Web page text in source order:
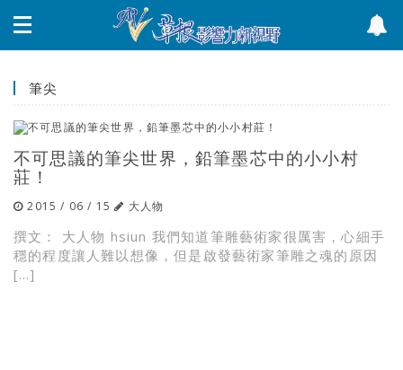
筆尖
不可思議的筆尖世界，鉛筆墨芯中的小小村
莊！
2015 / 06 / 15 大人物
撰文： 大人物 hsiun 我們知道筆雕藝術家很厲害，心細手
穩的程度讓人難以想像，但是啟發藝術家筆雕之魂的原因
[…]